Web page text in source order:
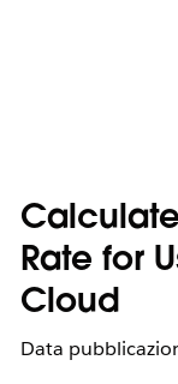
Calculate
Rate for
Cloud
Data